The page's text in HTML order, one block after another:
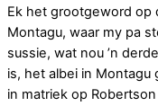
Ek het grootgeword op
Montagu, waar my pa
sussie, wat nou ’n
is, het albei in Montagu
in matriek op